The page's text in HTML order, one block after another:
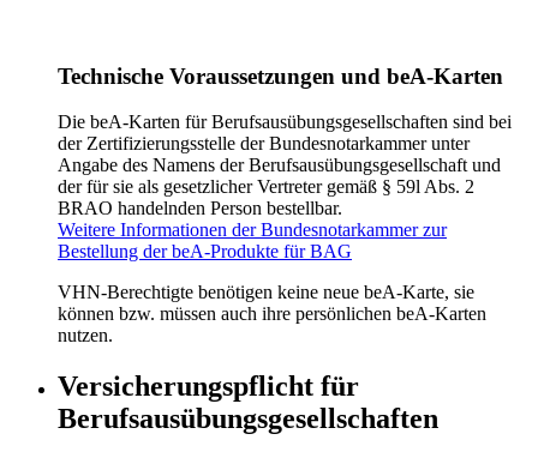
Technische Voraussetzungen und beA-Karten
Die beA-Karten für Berufsausübungsgesellschaften sind bei
der Zertifizierungsstelle der Bundesnotarkammer unter
Angabe des Namens der Berufsausübungsgesellschaft und
der für sie als gesetzlicher Vertreter gemäß § 59l Abs. 2
BRAO handelnden Person bestellbar.
Weitere Informationen der Bundesnotarkammer zur
Bestellung der beA-Produkte für BAG
VHN-Berechtigte benötigen keine neue beA-Karte, sie
können bzw. müssen auch ihre persönlichen beA-Karten
nutzen.
Versicherungspflicht für
Berufsausübungsgesellschaften